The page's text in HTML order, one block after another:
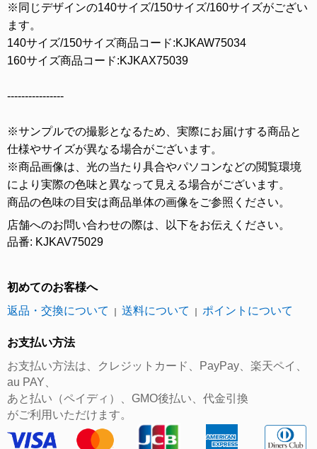
※同じデザインの140サイズ/150サイズ/160サイズがござい
ます。
140サイズ/150サイズ商品コード:KJKAW75034
160サイズ商品コード:KJKAX75039
----------------
※サンプルでの撮影となるため、実際にお届けする商品と
仕様やサイズが異なる場合がございます。
※商品画像は、光の当たり具合やパソコンなどの閲覧環境
により実際の色味と異なって見える場合がございます。
商品の色味の目安は商品単体の画像をご参照ください。
店舗へのお問い合わせの際は、以下をお伝えください。
品番: KJKAV75029
初めてのお客様へ
返品・交換について
｜ 送料について ｜ ポイントについて
お支払い方法
お支払い方法は、クレジットカード、PayPay、楽天ペイ、
au PAY、
あと払い（ペイディ）、GMO後払い、代金引換
がご利用いただけます。